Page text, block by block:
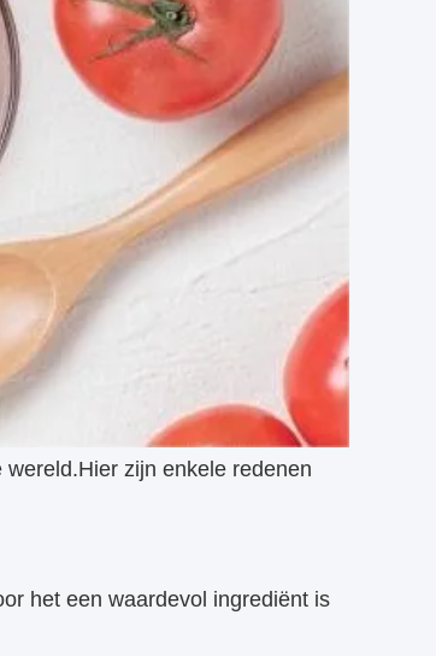
zijn enkele redenen
het een waardevol ingrediënt is